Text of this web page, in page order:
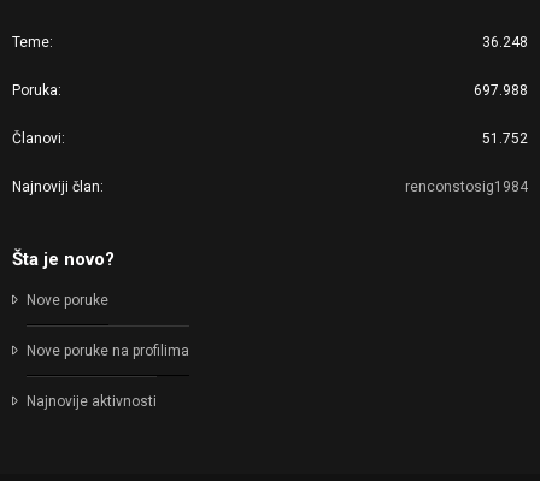
Teme 36.248
Poruka 697.988
Članovi 51.752
Najnoviji član renconstosig1984
Šta je novo?
Nove poruke
Nove poruke na profilima
Najnovije aktivnosti